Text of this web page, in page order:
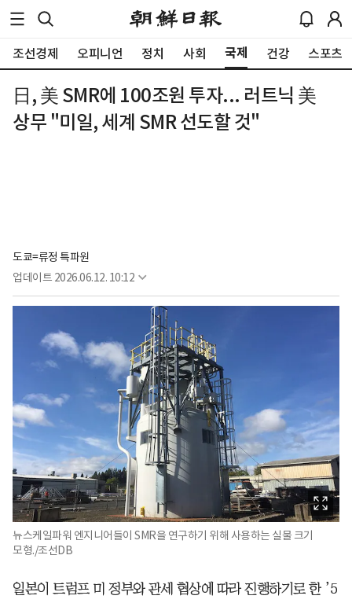
조선경제 오피니언 정치 사회 국제 건강 스포츠
日, 美 SMR에 100조원 투자... 러트닉 美
상무 "미일, 세계 SMR 선도할 것"
도쿄=류정 특파원
업데이트 2026.06.12. 10:12
뉴스케일파워 엔지니어들이 SMR을 연구하기 위해 사용하는 실물 크기
모형./조선DB
일본이 트럼프 미 정부와 관세 협상에 따라 진행하기로 한 ’5